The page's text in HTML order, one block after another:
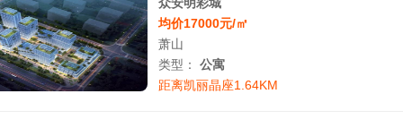
均价17000元/㎡
萧山
类型： 公寓
距离凯丽晶座1.64KM